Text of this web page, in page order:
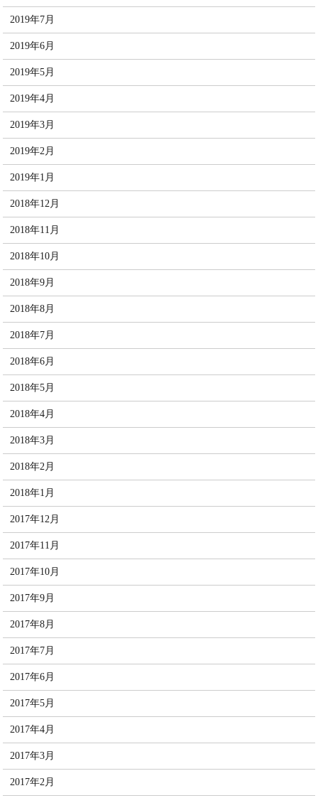
2019年7月
2019年6月
2019年5月
2019年4月
2019年3月
2019年2月
2019年1月
2018年12月
2018年11月
2018年10月
2018年9月
2018年8月
2018年7月
2018年6月
2018年5月
2018年4月
2018年3月
2018年2月
2018年1月
2017年12月
2017年11月
2017年10月
2017年9月
2017年8月
2017年7月
2017年6月
2017年5月
2017年4月
2017年3月
2017年2月